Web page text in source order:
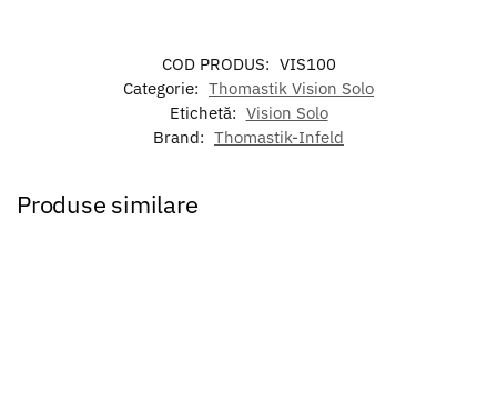
COD PRODUS: VIS100
Categorie: Thomastik Vision Solo
Etichetă: Vision Solo
Brand: Thomastik-Infeld
Produse similare